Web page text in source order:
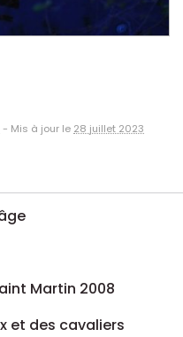
Martin 2008
et des cavaliers
- Mis à jour le 28 juillet 2023